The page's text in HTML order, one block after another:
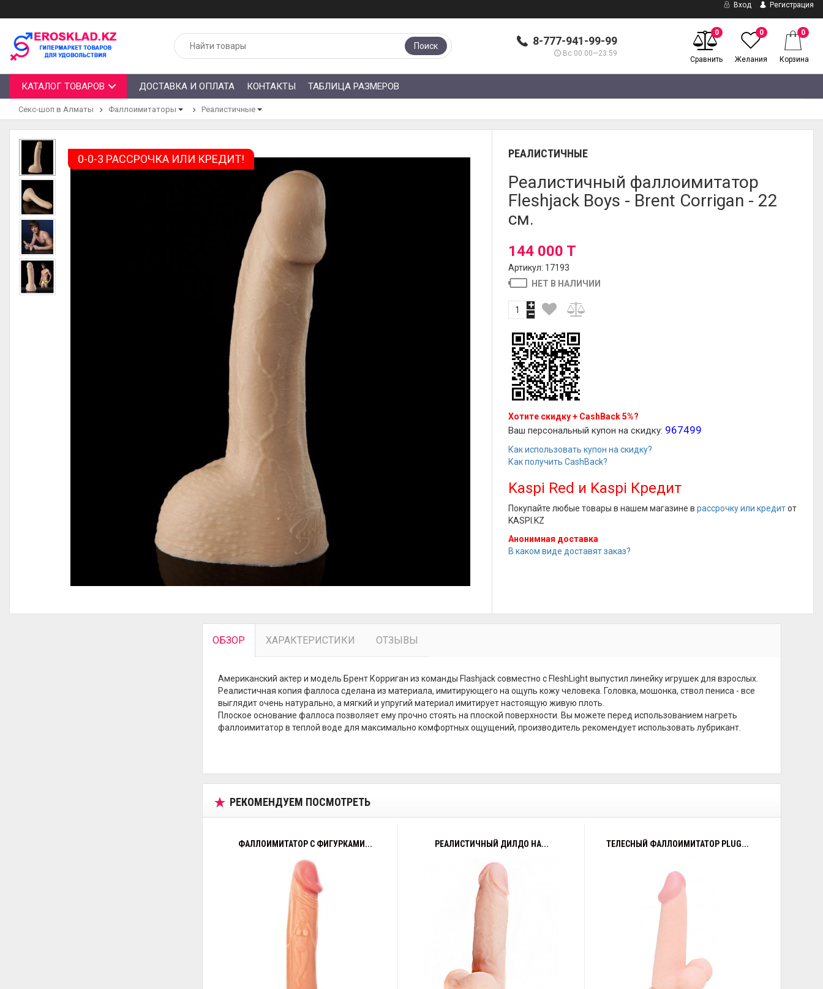
Вход Регистрация
8-777-941-99-99
Вс 00:00—23:59
Поиск
0
Сравнить
0
Желания
0
Корзина
КАТАЛОГ ТОВАРОВ ДОСТАВКА И ОПЛАТА КОНТАКТЫ ТАБЛИЦА РАЗМЕРОВ
Секс-шоп в Алматы Фаллоимитаторы Реалистичные
0-0-3 РАССРОЧКА ИЛИ КРЕДИТ! РЕАЛИСТИЧНЫЕ
Реалистичный фаллоимитатор
Fleshjack Boys - Brent Corrigan - 22
см.
144 000 T
Артикул: 17193
НЕТ В НАЛИЧИИ
Хотите скидку + CashBack 5%?
Ваш персональный купон на скидку: 967499
Как использовать купон на скидку?
Как получить CashBack?
Kaspi Red и Kaspi Кредит
Покупайте любые товары в нашем магазине врассрочку или кредитот
KASPI.KZ
Анонимная доставка
В каком виде доставят заказ?
ОБЗОР ХАРАКТЕРИСТИКИ ОТЗЫВЫ
Американский актер и модель Брент Корриган из команды Flashjack совместно с FleshLight выпустил линейку игрушек для взрослых.
Реалистичная копия фаллоса сделана из материала, имитирующего на ощупь кожу человека. Головка, мошонка, ствол пениса - все
выглядит очень натурально, а мягкий и упругий материал имитирует настоящую живую плоть.
Плоское основание фаллоса позволяет ему прочно стоять на плоской поверхности. Вы можете перед использованием нагреть
фаллоимитатор в теплой воде для максимально комфортных ощущений, производитель рекомендует использовать лубрикант.
РЕКОМЕНДУЕМ ПОСМОТРЕТЬ
ФАЛЛОИМИТАТОР С ФИГУРКАМИ... РЕАЛИСТИЧНЫЙ ДИЛДО НА... ТЕЛЕСНЫЙ ФАЛЛОИМИТАТОР PLUG...